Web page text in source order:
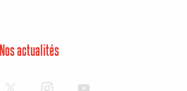
Nos actualités